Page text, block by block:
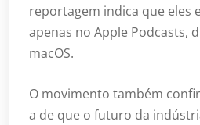
reportagem indica que eles
apenas no Apple Podcasts,
macOS.
O movimento também
a de que o futuro da